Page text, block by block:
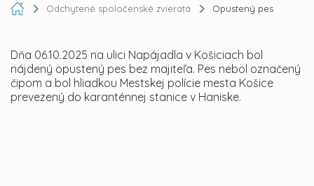
Odchytené spoločenské zvieratá Opustený pes
Dňa 06.10.2025 na ulici Napájadla v Košiciach bol
nájdený opustený pes bez majiteľa. Pes nebol označený
čipom a bol hliadkou Mestskej polície mesta Košice
prevezený do karanténnej stanice v Haniske.